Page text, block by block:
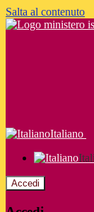
Salta al contenuto
Italiano
Accedi